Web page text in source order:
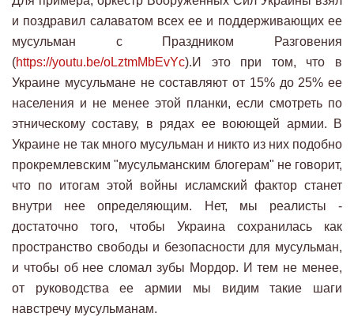
и поздравил салаватом всех ее и поддерживающих ее
мусульман с Праздником Разговения
(https://youtu.be/oLztmMbEvYc).И это при том, что в
Украине мусульмане не составляют от 15% до 25% ее
населения и не менее этой планки, если смотреть по
этническому составу, в рядах ее воюющей армии. В
Украине не так много мусульман и никто из них подобно
прокремлевским "мусульманским блогерам" не говорит,
что по итогам этой войны исламский фактор станет
внутри нее определяющим. Нет, мы реалисты -
достаточно того, чтобы Украина сохранилась как
пространство свободы и безопасности для мусульман,
и чтобы об нее сломал зубы Мордор. И тем не менее,
от руководства ее армии мы видим такие шаги
навстречу мусульманам.